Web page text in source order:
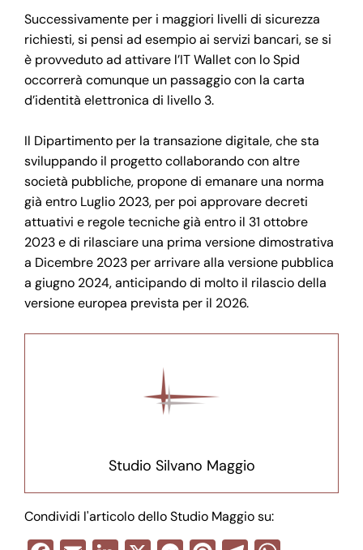
Successivamente per i maggiori livelli di sicurezza
richiesti, si pensi ad esempio ai servizi bancari, se si
è provveduto ad attivare l’IT Wallet con lo Spid
occorrerà comunque un passaggio con la carta
d’identità elettronica di livello 3.
Il Dipartimento per la transazione digitale, che sta
sviluppando il progetto collaborando con altre
società pubbliche, propone di emanare una norma
già entro Luglio 2023, per poi approvare decreti
attuativi e regole tecniche già entro il 31 ottobre
2023 e di rilasciare una prima versione dimostrativa
a Dicembre 2023 per arrivare alla versione pubblica
a giugno 2024, anticipando di molto il rilascio della
versione europea prevista per il 2026.
Studio Silvano Maggio
Condividi l'articolo dello Studio Maggio su: